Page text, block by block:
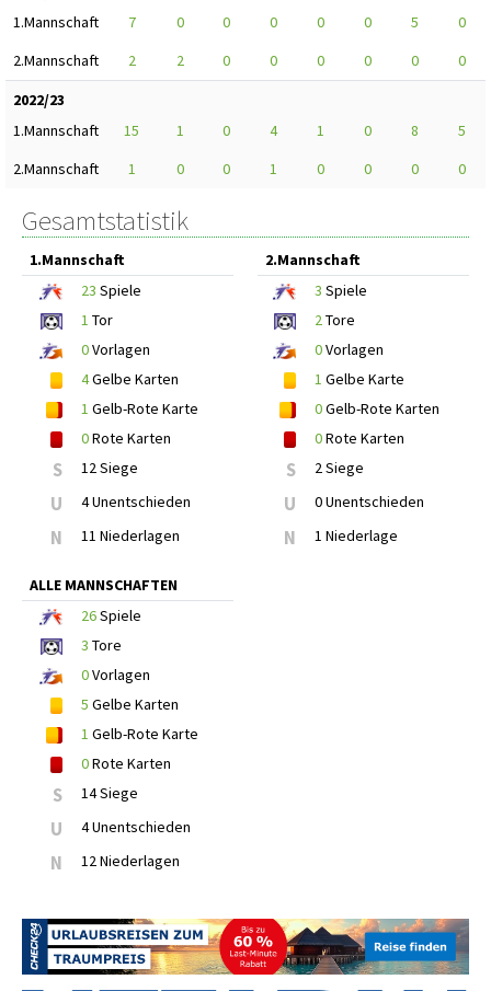
1.Mannschaft
7 0 0 0 0 0 5
0
2.Mannschaft
2 2 0 0 0 0 0
0
2022/23
1.Mannschaft
15 1 0 4 1 0 8
5
2.Mannschaft
1 0 0 1 0 0 0 0
Gesamtstatistik
1.Mannschaft
23 Spiele
1 Tor
0Vorlagen
4Gelbe Karten
1 Gelb-Rote Karte
0Rote Karten
S 12 Siege
U 4 Unentschieden
N 11 Niederlagen
2.Mannschaft
3 Spiele
2Tore
0Vorlagen
1 Gelbe Karte
0Gelb-Rote Karten
0Rote Karten
S 2 Siege
U 0 Unentschieden
N 1 Niederlage
ALLE MANNSCHAFTEN
26Spiele
3 Tore
0Vorlagen
5 Gelbe Karten
1 Gelb-Rote Karte
0Rote Karten
S 14 Siege
U 4 Unentschieden
N 12 Niederlagen